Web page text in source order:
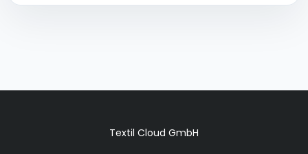
Textil Cloud GmbH